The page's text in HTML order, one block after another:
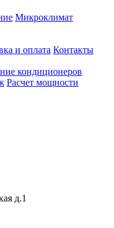
Микроклимат
и оплата Контакты
кондиционеров
Расчет мощности
д.1